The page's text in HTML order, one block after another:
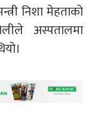
निशा मेहताको
अस्पतालमा